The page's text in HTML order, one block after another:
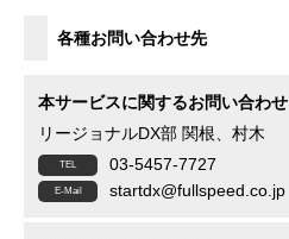
各種お問い合わせ先
本サービスに関するお問い合わせ
リージョナルDX部 関根、村木
03-5457-7727
startdx@fullspeed.co.jp